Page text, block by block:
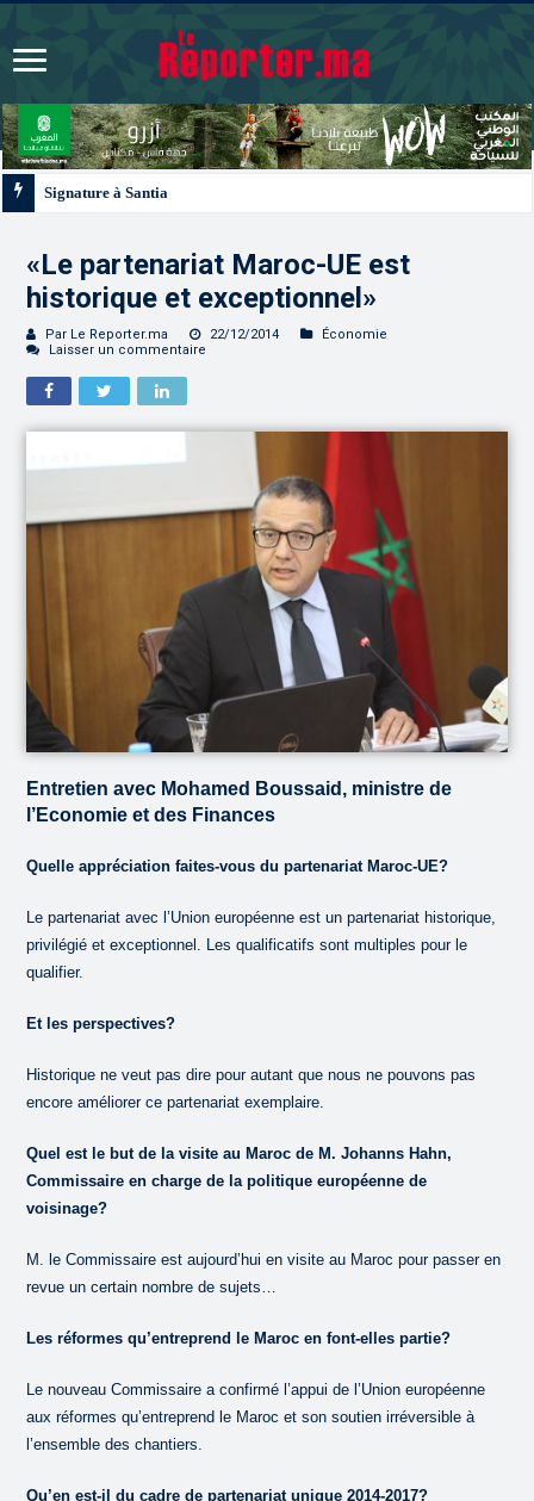
«Le partenariat Maroc-UE est
historique et exceptionnel»
Par Le Reporter.ma 22/12/2014
Économie
Laisser un commentaire
Entretien avec Mohamed Boussaid, ministre de
l’Economie et des Finances
Quelle appréciation faites-vous du partenariat Maroc-UE?
Le partenariat avec l’Union européenne est un partenariat historique,
privilégié et exceptionnel. Les qualificatifs sont multiples pour le
qualifier.
Et les perspectives?
Historique ne veut pas dire pour autant que nous ne pouvons pas
encore améliorer ce partenariat exemplaire.
Quel est le but de la visite au Maroc de M. Johanns Hahn,
Commissaire en charge de la politique européenne de
voisinage?
M. le Commissaire est aujourd’hui en visite au Maroc pour passer en
revue un certain nombre de sujets…
Les réformes qu’entreprend le Maroc en font-elles partie?
Le nouveau Commissaire a confirmé l’appui de l’Union européenne
aux réformes qu’entreprend le Maroc et son soutien irréversible à
l’ensemble des chantiers.
Qu’en est-il du cadre de partenariat unique 2014-2017?